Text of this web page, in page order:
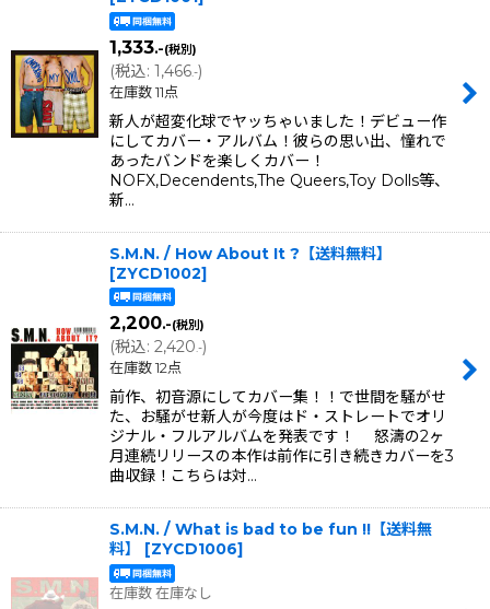
1,333.-(税別)
(税込: 1,466.-)
在庫数 11点
新人が超変化球でヤッちゃいました！デビュー作
にしてカバー・アルバム！彼らの思い出、憧れで
あったバンドを楽しくカバー！
NOFX,Decendents,The Queers,Toy Dolls等、
新…
S.M.N. / How About It ?【送料無料】
[ZYCD1002]
2,200.-(税別)
(税込: 2,420.-)
在庫数 12点
前作、初音源にしてカバー集！！で世間を騒がせ
た、お騒がせ新人が今度はド・ストレートでオリ
ジナル・フルアルバムを発表です！ 怒濤の2ヶ
月連続リリースの本作は前作に引き続きカバーを3
曲収録！こちらは対…
S.M.N. / What is bad to be fun !!【送料無
料】
[ZYCD1006]
在庫数 在庫なし